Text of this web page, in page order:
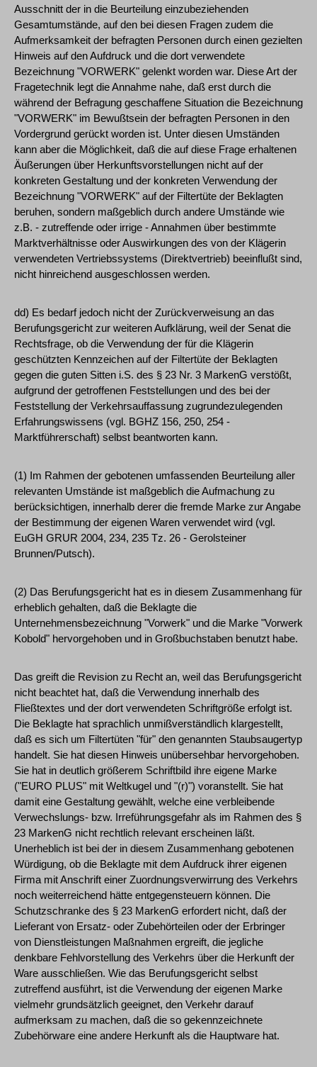
Ausschnitt der in die Beurteilung einzubeziehenden
Gesamtumstände, auf den bei diesen Fragen zudem die
Aufmerksamkeit der befragten Personen durch einen gezielten
Hinweis auf den Aufdruck und die dort verwendete
Bezeichnung "VORWERK" gelenkt worden war. Diese Art der
Fragetechnik legt die Annahme nahe, daß erst durch die
während der Befragung geschaffene Situation die Bezeichnung
"VORWERK" im Bewußtsein der befragten Personen in den
Vordergrund gerückt worden ist. Unter diesen Umständen
kann aber die Möglichkeit, daß die auf diese Frage erhaltenen
Äußerungen über Herkunftsvorstellungen nicht auf der
konkreten Gestaltung und der konkreten Verwendung der
Bezeichnung "VORWERK" auf der Filtertüte der Beklagten
beruhen, sondern maßgeblich durch andere Umstände wie
z.B. - zutreffende oder irrige - Annahmen über bestimmte
Marktverhältnisse oder Auswirkungen des von der Klägerin
verwendeten Vertriebssystems (Direktvertrieb) beeinflußt sind,
nicht hinreichend ausgeschlossen werden.
dd) Es bedarf jedoch nicht der Zurückverweisung an das
Berufungsgericht zur weiteren Aufklärung, weil der Senat die
Rechtsfrage, ob die Verwendung der für die Klägerin
geschützten Kennzeichen auf der Filtertüte der Beklagten
gegen die guten Sitten i.S. des § 23 Nr. 3 MarkenG verstößt,
aufgrund der getroffenen Feststellungen und des bei der
Feststellung der Verkehrsauffassung zugrundezulegenden
Erfahrungswissens (vgl. BGHZ 156, 250, 254 -
Marktführerschaft) selbst beantworten kann.
(1) Im Rahmen der gebotenen umfassenden Beurteilung aller
relevanten Umstände ist maßgeblich die Aufmachung zu
berücksichtigen, innerhalb derer die fremde Marke zur Angabe
der Bestimmung der eigenen Waren verwendet wird (vgl.
EuGH GRUR 2004, 234, 235 Tz. 26 - Gerolsteiner
Brunnen/Putsch).
(2) Das Berufungsgericht hat es in diesem Zusammenhang für
erheblich gehalten, daß die Beklagte die
Unternehmensbezeichnung "Vorwerk" und die Marke "Vorwerk
Kobold" hervorgehoben und in Großbuchstaben benutzt habe.
Das greift die Revision zu Recht an, weil das Berufungsgericht
nicht beachtet hat, daß die Verwendung innerhalb des
Fließtextes und der dort verwendeten Schriftgröße erfolgt ist.
Die Beklagte hat sprachlich unmißverständlich klargestellt,
daß es sich um Filtertüten "für" den genannten Staubsaugertyp
handelt. Sie hat diesen Hinweis unübersehbar hervorgehoben.
Sie hat in deutlich größerem Schriftbild ihre eigene Marke
("EURO PLUS" mit Weltkugel und "(r)") voranstellt. Sie hat
damit eine Gestaltung gewählt, welche eine verbleibende
Verwechslungs- bzw. Irreführungsgefahr als im Rahmen des §
23 MarkenG nicht rechtlich relevant erscheinen läßt.
Unerheblich ist bei der in diesem Zusammenhang gebotenen
Würdigung, ob die Beklagte mit dem Aufdruck ihrer eigenen
Firma mit Anschrift einer Zuordnungsverwirrung des Verkehrs
noch weiterreichend hätte entgegensteuern können. Die
Schutzschranke des § 23 MarkenG erfordert nicht, daß der
Lieferant von Ersatz- oder Zubehörteilen oder der Erbringer
von Dienstleistungen Maßnahmen ergreift, die jegliche
denkbare Fehlvorstellung des Verkehrs über die Herkunft der
Ware ausschließen. Wie das Berufungsgericht selbst
zutreffend ausführt, ist die Verwendung der eigenen Marke
vielmehr grundsätzlich geeignet, den Verkehr darauf
aufmerksam zu machen, daß die so gekennzeichnete
Zubehörware eine andere Herkunft als die Hauptware hat.